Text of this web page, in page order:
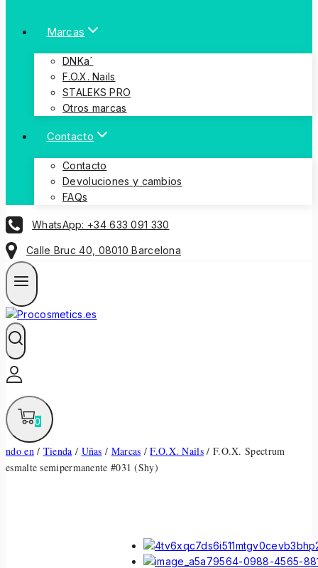
Marcas
DNKa´
F.O.X. Nails
STALEKS PRO
Otros marcas
Contacto
Contacto
Devoluciones y cambios
FAQs
WhatsApp: +34 633 091 330
Calle Bruc 40, 08010 Barcelona
0
ndo en / Tienda / Uñas / Marcas / F.O.X. Nails / F.O.X. Spectrum
esmalte semipermanente #031 (Shy)